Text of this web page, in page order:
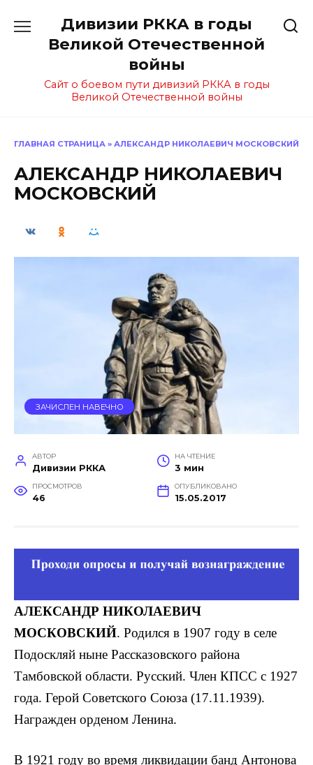
содержанию
Дивизии РККА в годы
Великой Отечественной
войны
Сайт о боевом пути дивизий РККА в годы
Великой Отечественной войны
ГЛАВНАЯ СТРАНИЦА » АЛЕКСАНДР НИКОЛАЕВИЧ МОСКОВСКИЙ
АЛЕКСАНДР НИКОЛАЕВИЧ
МОСКОВСКИЙ
ЗАЧИСЛЕН НАВЕЧНО
АВТОР
Дивизии РККА
НА ЧТЕНИЕ
3 мин
ПРОСМОТРОВ
46
ОПУБЛИКОВАНО
15.05.2017
АЛЕКСАНДР НИКОЛАЕВИЧ
МОСКОВСКИЙ. Родился в 1907 году в селе
Подоскляй ныне Рассказовского района
Тамбовской области. Русский. Член КПСС с 1927
года. Герой Советского Союза (17.11.1939).
Награжден орденом Ленина.
В 1921 году во время ликви­дации банд Антонова